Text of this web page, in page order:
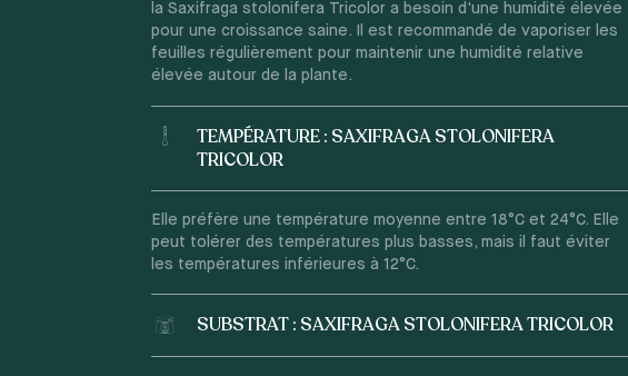
la Saxifraga stolonifera Tricolor a besoin d'une humidité élevée
pour une croissance saine. Il est recommandé de vaporiser les
feuilles régulièrement pour maintenir une humidité relative
élevée autour de la plante.
TEMPÉRATURE : SAXIFRAGA STOLONIFERA
TRICOLOR
Elle préfère une température moyenne entre 18°C et 24°C. Elle
peut tolérer des températures plus basses, mais il faut éviter
les températures inférieures à 12°C.
SUBSTRAT : SAXIFRAGA STOLONIFERA TRICOLOR